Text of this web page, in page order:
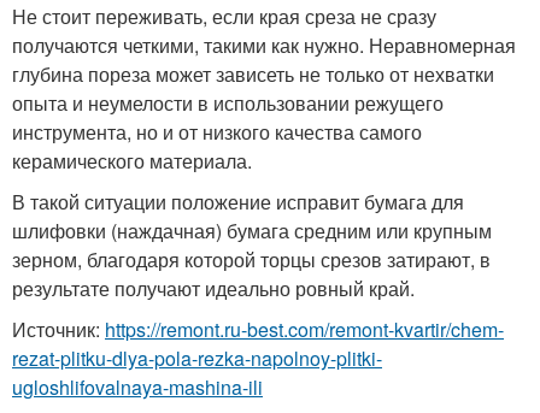
Не стоит переживать, если края среза не сразу
получаются четкими, такими как нужно. Неравномерная
глубина пореза может зависеть не только от нехватки
опыта и неумелости в использовании режущего
инструмента, но и от низкого качества самого
керамического материала.
В такой ситуации положение исправит бумага для
шлифовки (наждачная) бумага средним или крупным
зерном, благодаря которой торцы срезов затирают, в
результате получают идеально ровный край.
Источник: https://remont.ru-best.com/remont-kvartir/chem-
rezat-plitku-dlya-pola-rezka-napolnoy-plitki-
ugloshlifovalnaya-mashina-ili